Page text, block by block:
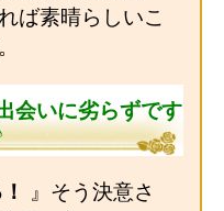
ば素晴らしいこ
会いに劣らずです
』そう決意さ